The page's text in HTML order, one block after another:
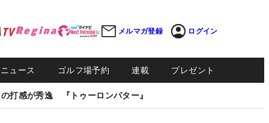
メルマガ登録 ログイン
ュース ゴルフ場予約 連載 プレゼント
打感が秀逸 『トゥーロンパター』